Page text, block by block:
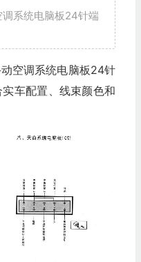
系统电脑板24针端
空调系统电脑板24针
车配置、线束颜色和